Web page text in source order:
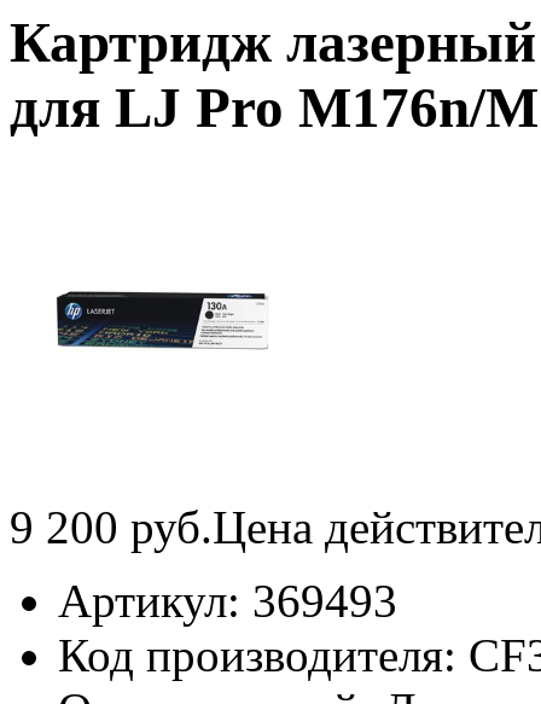
Картридж
для LJ Pro M176n/
9 200 руб.Цена
Артикул: 369493
Код производителя: